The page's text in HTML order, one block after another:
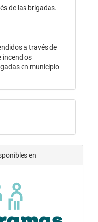
de las brigadas.
a través de
incendios
en municipio
en